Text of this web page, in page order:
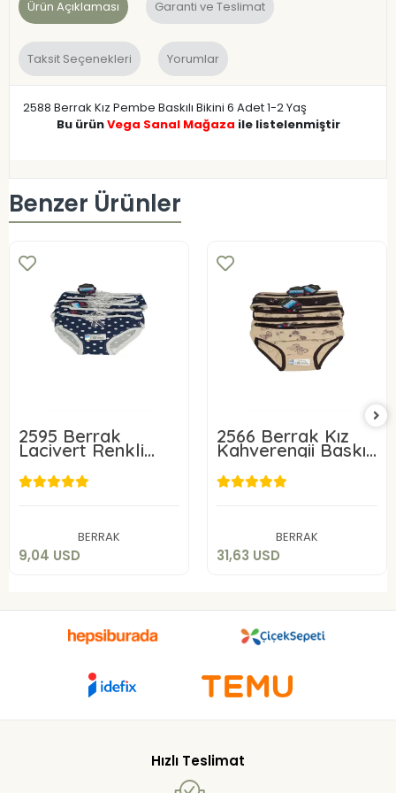
Ürün Açıklaması Garanti ve Teslimat
Taksit Seçenekleri Yorumlar
2588 Berrak Kız Pembe Baskılı Bikini 6 Adet 1-2 Yaş
Bu ürünVega Sanal Mağaza ile listelenmiştir
Benzer Ürünler
2595 Berrak
Lacivert Renkli
Beli Dantelli
Çocukı Bikini 6
Adet 1-2 yaş
BERRAK
9,04 USD
9,04 USD
2566 Berrak Kız
Kahverengii Baskılı
Bikini 6 Adet 1-2
Yaş
BERRAK
31,63 USD
31,63 USD
Hızlı Teslimat